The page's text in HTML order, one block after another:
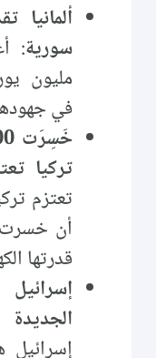
سورية
مليون
في
تركيا
تعتزم
قدرتها
إسرائيل